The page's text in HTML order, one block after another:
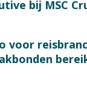
bij MSC
voor